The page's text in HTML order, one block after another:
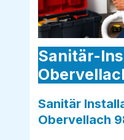
Sanitär-
Sanitär
Obervellach